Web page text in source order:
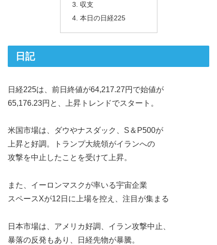
収支
本日の日経225
日記
日経225は、前日終値が64,217.27円で始値が
65,176.23円と、上昇トレンドでスタート。
米国市場は、ダウやナスダック、S＆P500が
上昇と好調。トランプ大統領がイランへの
攻撃を中止したことを受けて上昇。
また、イーロンマスクが率いる宇宙企業
スペースXが12日に上場を控え、注目が集まる
日本市場は、アメリカ好調、イラン攻撃中止、
暴落の反発もあり、日経先物が暴騰。